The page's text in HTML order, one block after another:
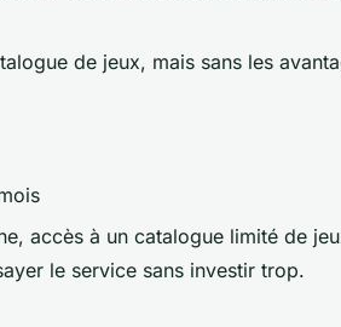
de jeux, mais sans les
accès à un catalogue limité de
le service sans investir trop.